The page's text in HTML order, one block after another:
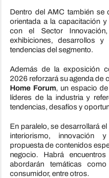
Dentro del AMC también se
orientada a la capacitación
con el Sector
exhibiciones, desarrollos
tendencias del segmento.
Además de la exposición
2026 reforzará su agenda de
Home Forum, un espacio
líderes de la industria y
tendencias, desafíos y
En paralelo, se desarrollará el
interiorismo, innovación
propuesta de contenidos
negocio. Habrá
abordarán temáticas
consumidor, entre otros.